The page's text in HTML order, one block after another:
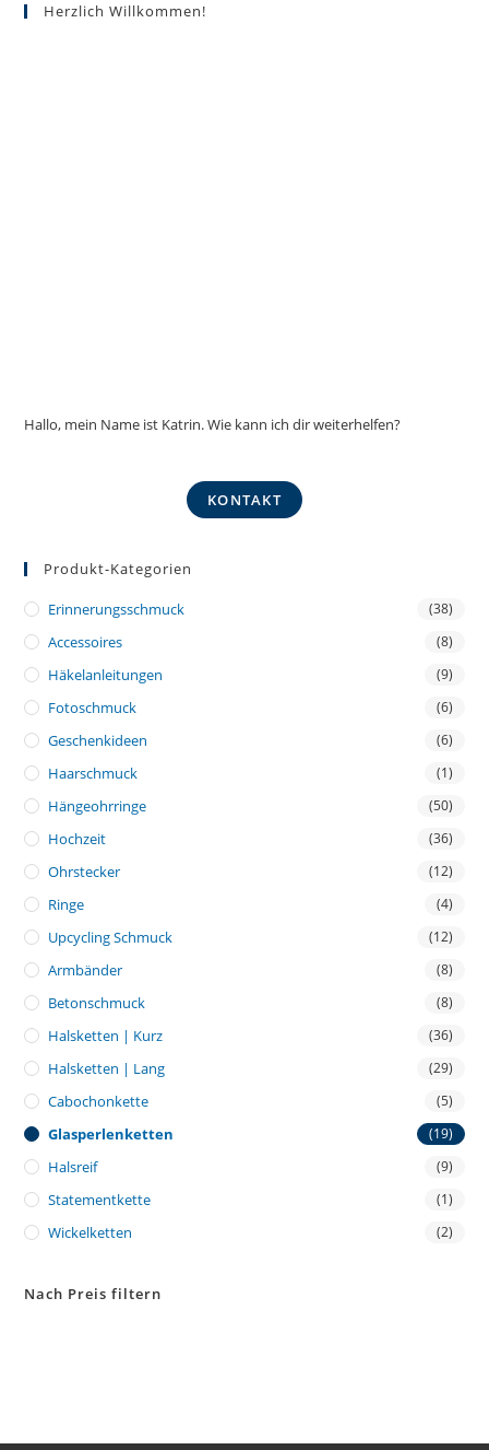
Herzlich Willkommen!
Hallo, mein Name ist Katrin. Wie kann ich dir weiterhelfen?
KONTAKT
Produkt-Kategorien
Erinnerungsschmuck (38)
Accessoires (8)
Häkelanleitungen (9)
Fotoschmuck (6)
Geschenkideen (6)
Haarschmuck (1)
Hängeohrringe (50)
Hochzeit (36)
Ohrstecker (12)
Ringe (4)
Upcycling Schmuck (12)
Armbänder (8)
Betonschmuck (8)
Halsketten | Kurz (36)
Halsketten | Lang (29)
Cabochonkette (5)
Glasperlenketten (19)
Halsreif (9)
Statementkette (1)
Wickelketten (2)
Nach Preis filtern